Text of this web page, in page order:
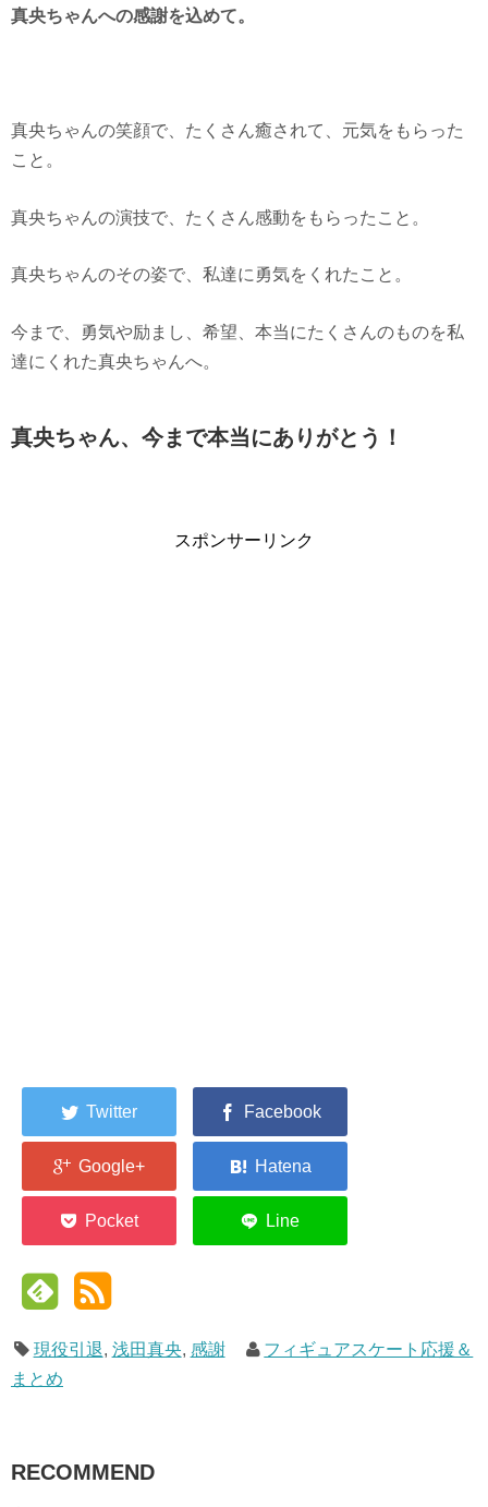
真央ちゃんへの感謝を込めて。
真央ちゃんの笑顔で、たくさん癒されて、元気をもらった
こと。
真央ちゃんの演技で、たくさん感動をもらったこと。
真央ちゃんのその姿で、私達に勇気をくれたこと。
今まで、勇気や励まし、希望、本当にたくさんのものを私
達にくれた真央ちゃんへ。
真央ちゃん、今まで本当にありがとう！
スポンサーリンク
現役引退, 浅田真央, 感謝
フィギュアスケート応援＆
まとめ
RECOMMEND